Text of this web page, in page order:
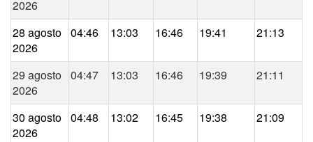
2026
28 agosto
2026
04:46 13:03 16:46 19:41 21:13
29 agosto
2026
04:47 13:03 16:46 19:39 21:11
30 agosto
2026
04:48 13:02 16:45 19:38 21:09